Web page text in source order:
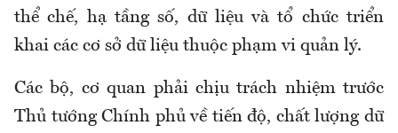
thể chế, hạ tầng số, dữ liệu và tổ chức triển
khai các cơ sở dữ liệu thuộc phạm vi quản lý.
Các bộ, cơ quan phải chịu trách nhiệm trước
Thủ tướng Chính phủ về tiến độ, chất lượng dữ